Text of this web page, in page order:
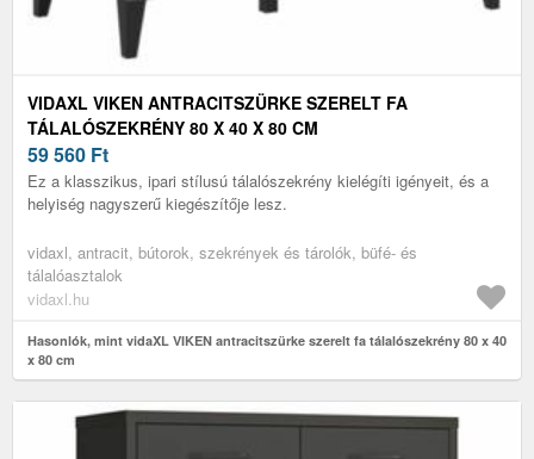
VIDAXL VIKEN ANTRACITSZÜRKE SZERELT FA
TÁLALÓSZEKRÉNY 80 X 40 X 80 CM
59 560 Ft
Ez a klasszikus, ipari stílusú tálalószekrény kielégíti igényeit, és a
helyiség nagyszerű kiegészítője lesz.
vidaxl, antracit, bútorok, szekrények és tárolók, büfé- és
tálalóasztalok
vidaxl.hu
Hasonlók, mint vidaXL VIKEN antracitszürke szerelt fa tálalószekrény 80 x 40
x 80 cm